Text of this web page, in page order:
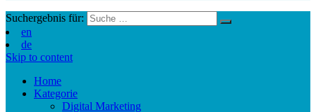
Suchergebnis für:
en
de
Skip to content
Home
Kategorie
Digital Marketing